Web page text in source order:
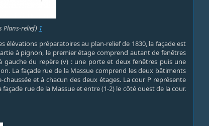
Plans-relief) 1
élévations préparatoires au plan-relief de 1830, la façade est
à pignon, le premier étage comprend autant de fenêtres
gauche du repère (v) : une porte et deux fenêtres puis une
La façade rue de la Massue comprend les deux bâtiments
et à chacun des deux étages. La cour P représente
façade rue de la Massue et entre (1-2) le côté ouest de la cour.